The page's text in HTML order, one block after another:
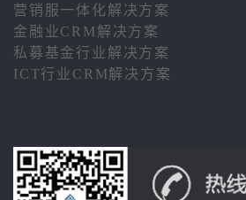
营销服一体化解决方案
金融业CRM解决方案
私募基金行业解决方案
ICT行业CRM解决方案